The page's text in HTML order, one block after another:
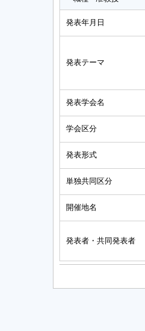
発表年月日
発表テーマ
発表学会名
学会区分
発表形式
単独共同区分
開催地名
発表者・共同発表者